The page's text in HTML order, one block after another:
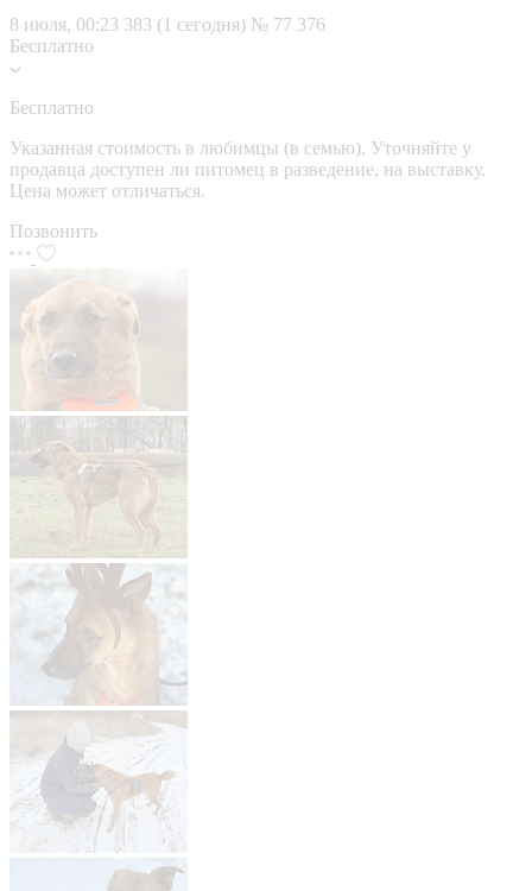
8 июля, 00:23 383 (1 сегодня) № 77 376
Бесплатно
Бесплатно
Указанная стоимость в любимцы (в семью). Уточняйте у
продавца доступен ли питомец в разведение, на выставку.
Цена может отличаться.
Позвонить